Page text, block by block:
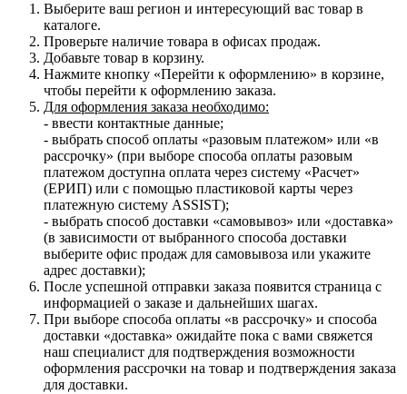
Выберите ваш регион и интересующий вас товар в
каталоге.
Проверьте наличие товара в офисах продаж.
Добавьте товар в корзину.
Нажмите кнопку «Перейти к оформлению» в корзине,
чтобы перейти к оформлению заказа.
Для оформления заказа необходимо:
- ввести контактные данные;
- выбрать способ оплаты «разовым платежом» или «в
рассрочку» (при выборе способа оплаты разовым
платежом доступна оплата через систему «Расчет»
(ЕРИП) или с помощью пластиковой карты через
платежную систему ASSIST);
- выбрать способ доставки «самовывоз» или «доставка»
(в зависимости от выбранного способа доставки
выберите офис продаж для самовывоза или укажите
адрес доставки);
После успешной отправки заказа появится страница с
информацией о заказе и дальнейших шагах.
При выборе способа оплаты «в рассрочку» и способа
доставки «доставка» ожидайте пока с вами свяжется
наш специалист для подтверждения возможности
оформления рассрочки на товар и подтверждения заказа
для доставки.